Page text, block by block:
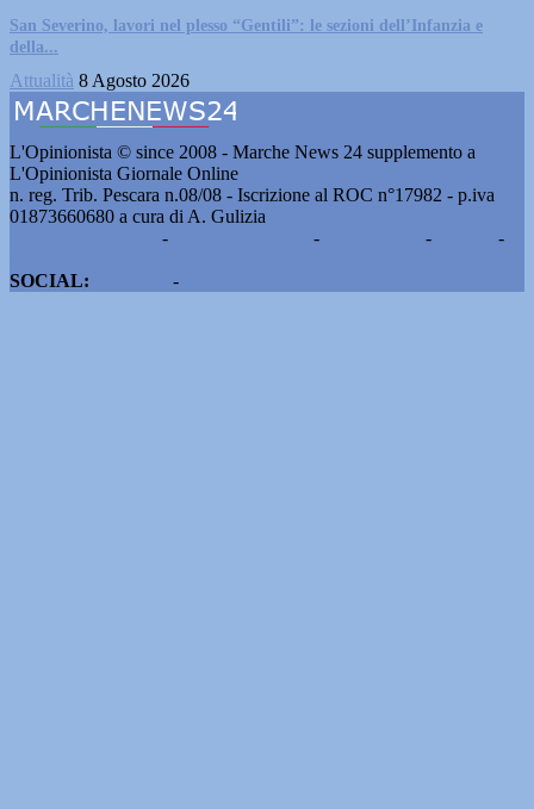
San Severino, lavori nel plesso “Gentili”: le sezioni dell’Infanzia e
della...
Attualità 8 Agosto 2026
L'Opinionista © since 2008 - Marche News 24 supplemento a
L'Opinionista Giornale Online
n. reg. Trib. Pescara n.08/08 - Iscrizione al ROC n°17982 - p.iva
01873660680 a cura di A. Gulizia
- - -
-
SOCIAL:
-